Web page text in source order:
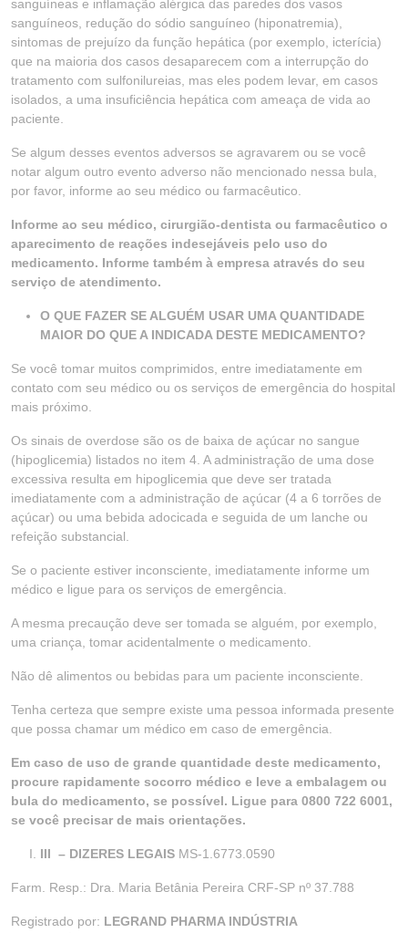
sanguíneas e inflamação alérgica das paredes dos vasos
sanguíneos, redução do sódio sanguíneo (hiponatremia),
sintomas de prejuízo da função hepática (por exemplo, icterícia)
que na maioria dos casos desaparecem com a interrupção do
tratamento com sulfonilureias, mas eles podem levar, em casos
isolados, a uma insuficiência hepática com ameaça de vida ao
paciente.
Se algum desses eventos adversos se agravarem ou se você
notar algum outro evento adverso não mencionado nessa bula,
por favor, informe ao seu médico ou farmacêutico.
Informe ao seu médico, cirurgião-dentista ou farmacêutico o
aparecimento de reações indesejáveis pelo uso do
medicamento. Informe também à empresa através do seu
serviço de atendimento.
O QUE FAZER SE ALGUÉM USAR UMA QUANTIDADE
MAIOR DO QUE A INDICADA DESTE MEDICAMENTO?
Se você tomar muitos comprimidos, entre imediatamente em
contato com seu médico ou os serviços de emergência do hospital
mais próximo.
Os sinais de overdose são os de baixa de açúcar no sangue
(hipoglicemia) listados no item 4. A administração de uma dose
excessiva resulta em hipoglicemia que deve ser tratada
imediatamente com a administração de açúcar (4 a 6 torrões de
açúcar) ou uma bebida adocicada e seguida de um lanche ou
refeição substancial.
Se o paciente estiver inconsciente, imediatamente informe um
médico e ligue para os serviços de emergência.
A mesma precaução deve ser tomada se alguém, por exemplo,
uma criança, tomar acidentalmente o medicamento.
Não dê alimentos ou bebidas para um paciente inconsciente.
Tenha certeza que sempre existe uma pessoa informada presente
que possa chamar um médico em caso de emergência.
Em caso de uso de grande quantidade deste medicamento,
procure rapidamente socorro médico e leve a embalagem ou
bula do medicamento, se possível. Ligue para 0800 722 6001,
se você precisar de mais orientações.
III – DIZERES LEGAIS MS-1.6773.0590
Farm. Resp.: Dra. Maria Betânia Pereira CRF-SP nº 37.788
Registrado por: LEGRAND PHARMA INDÚSTRIA